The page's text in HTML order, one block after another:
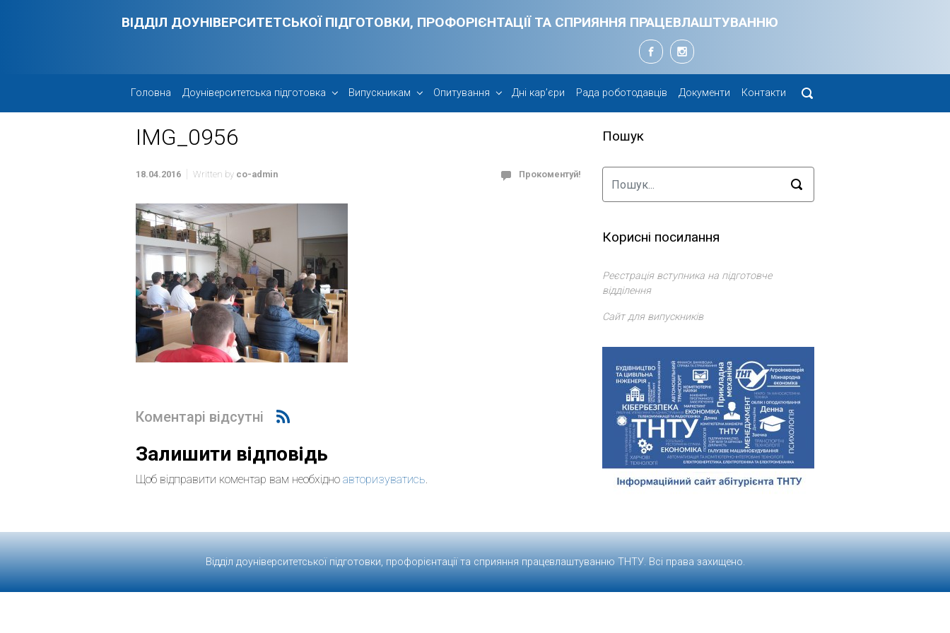
ВІДДІЛ ДОУНІВЕРСИТЕТСЬКОЇ ПІДГОТОВКИ, ПРОФОРІЄНТАЦІЇ ТА СПРИЯННЯ ПРАЦЕВЛАШТУВАННЮ
Головна Доуніверситетська підготовка Випускникам Опитування Дні кар’єри Рада роботодавців Документи Контакти
IMG_0956
18.04.2016 Written by co-admin Прокоментуй!
Коментарі відсутні
Залишити відповідь
Щоб відправити коментар вам необхідно авторизуватись.
Пошук
Корисні посилання
Реєстрація вступника на підготовче
відділення
Сайт для випускників
Відділ доуніверситетської підготовки, профорієнтації та сприяння працевлаштуванню ТНТУ. Всі права захищено.